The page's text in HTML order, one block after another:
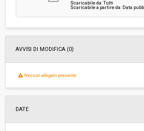
Scaricabile da: Tutti
Scaricabile a partire da: Data
AVVISI DI MODIFICA (0)
Nessun allegato presente
DATE